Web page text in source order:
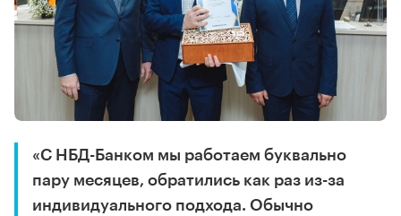
«С НБД-Банком мы работаем буквально
пару месяцев, обратились как раз из-за
индивидуального подхода. Обычно